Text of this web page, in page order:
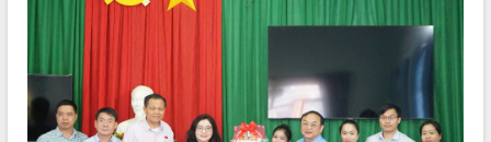
Rà soát, hoàn thiện hệ thống thiết chế
văn hóa, thể thao đáp ứng yêu cầu
phát triển mới
Thường trực HĐND tỉnh Đắk Lắk gặp
mặt Đoàn chuyên gia y tế TP. Hồ Chí
Minh
LIÊN KẾT WEB